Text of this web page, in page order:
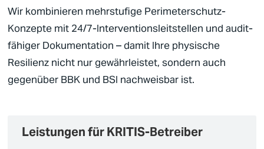
Wir kombinieren mehrstufige Perimeterschutz-
Konzepte mit 24/7-Interventionsleitstellen und audit-
fähiger Dokumentation – damit Ihre physische
Resilienz nicht nur gewährleistet, sondern auch
gegenüber BBK und BSI nachweisbar ist.
Leistungen für KRITIS-Betreiber